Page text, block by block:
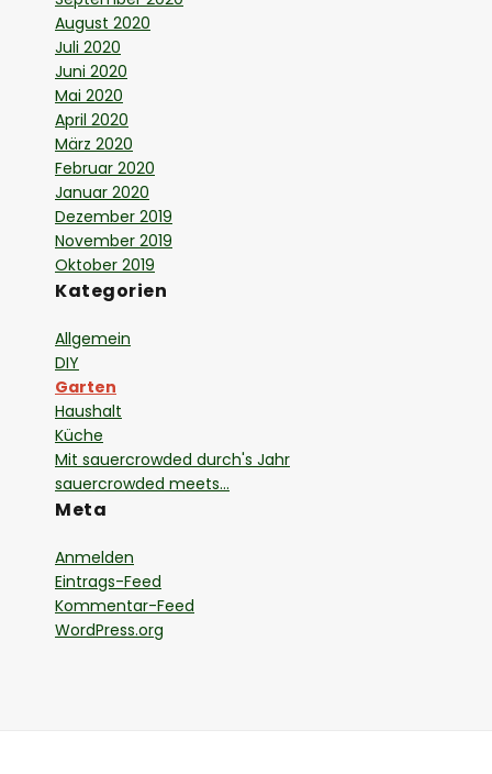
August 2020
Juli 2020
Juni 2020
Mai 2020
April 2020
März 2020
Februar 2020
Januar 2020
Dezember 2019
November 2019
Oktober 2019
Kategorien
Allgemein
DIY
Garten
Haushalt
Küche
Mit sauercrowded durch's Jahr
sauercrowded meets…
Meta
Anmelden
Eintrags-Feed
Kommentar-Feed
WordPress.org